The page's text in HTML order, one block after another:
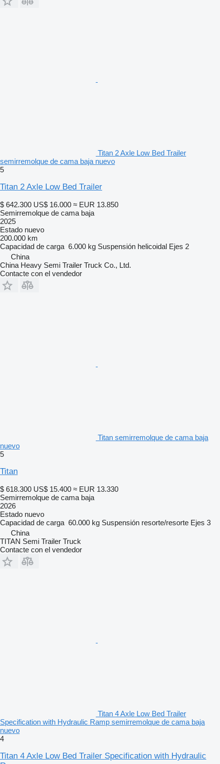
Titan 2 Axle Low Bed Trailer
semirremolque de cama baja nuevo
5
Titan 2 Axle Low Bed Trailer
$ 642.300 US$ 16.000 ≈ EUR 13.850
Semirremolque de cama baja
2025
Estado nuevo
200.000 km
Capacidad de carga 6.000 kg Suspensión helicoidal Ejes 2
China
China Heavy Semi Trailer Truck Co., Ltd.
Contacte con el vendedor
Titan semirremolque de cama baja
nuevo
5
Titan
$ 618.300 US$ 15.400 ≈ EUR 13.330
Semirremolque de cama baja
2026
Estado nuevo
Capacidad de carga 60.000 kg Suspensión resorte/resorte Ejes 3
China
TITAN Semi Trailer Truck
Contacte con el vendedor
Titan 4 Axle Low Bed Trailer
Specification with Hydraulic Ramp semirremolque de cama baja
nuevo
4
Titan 4 Axle Low Bed Trailer Specification with Hydraulic